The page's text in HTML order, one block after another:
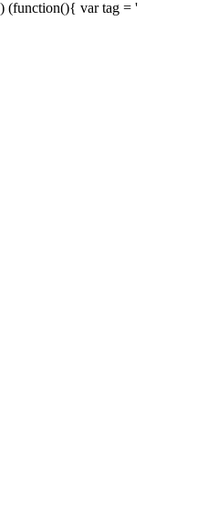
) (function(){ var tag = '